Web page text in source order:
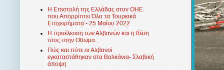
Η Επιστολή της Ελλάδας στον ΟΗΕ
που Απορρίπτει Όλα τα Τουρκικά
Επιχειρήματα - 25 Μαΐου 2022
Η προέλευση των Αλβανών και η θέση
τους στην Οθωμα...
Πώς και πότε οι Αλβανοί
εγκαταστάθηκαν στα Βαλκάνια- Σλαβική
άποψη